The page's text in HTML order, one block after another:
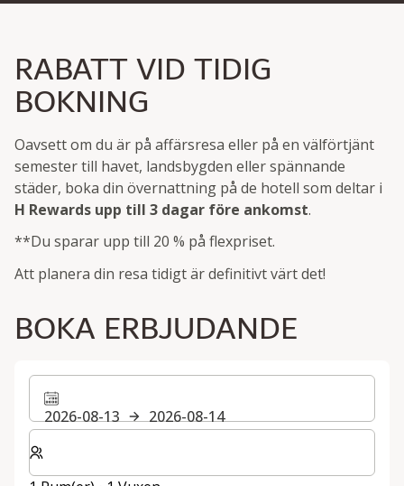
RABATT VID TIDIG
BOKNING
Oavsett om du är på affärsresa eller på en välförtjänt
semester till havet, landsbygden eller spännande
städer, boka din övernattning på de hotell som deltar i
H Rewards upp till 3 dagar före ankomst.
**Du sparar upp till 20 % på flexpriset.
Att planera din resa tidigt är definitivt värt det!
BOKA ERBJUDANDE
2026-08-13
2026-08-14
Välj antal rum och gäster för din vistelse